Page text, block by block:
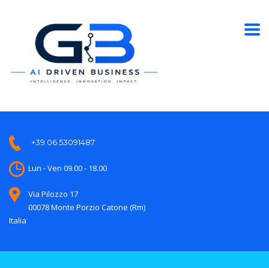
+39 06 53091487
Lun - Ven 09.00 - 18.00
Via Pilozzo 17
00078 Monte Porzio Catone (Rm)
Italia